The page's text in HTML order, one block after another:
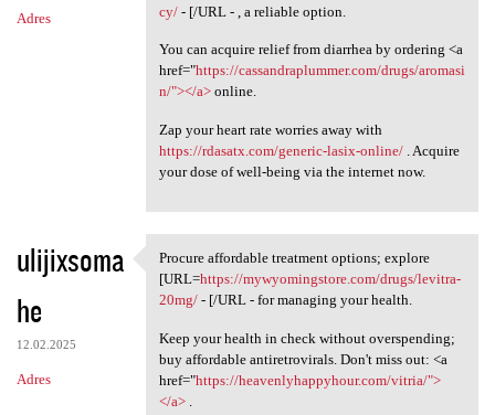
Adres
cy/- [/URL - , a reliable option.
You can acquire relief from diarrhea by ordering <a
href="https://cassandraplummer.com/drugs/aromasi
n/"></a>online.
Zap your heart rate worries away with
https://rdasatx.com/generic-lasix-online/. Acquire
your dose of well-being via the internet now.
ulijixsoma
he
12.02.2025
Adres
Procure affordable treatment
Procure affordable treatment options; explore
[URL=https://mywyomingstore.com/drugs/levitra-
20mg/- [/URL - for managing your health.
Keep your health in check without overspending;
buy affordable antiretrovirals. Don't miss out: <a
href="https://heavenlyhappyhour.com/vitria/">
</a>.